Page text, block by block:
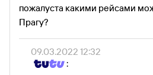
пожалуста какими рейсами
Прагу?
09.03.2022 12:32
: